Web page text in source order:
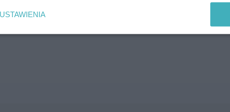
ogłoszenie nie istnieje lub nie jest jeszcze aktywne!
USTAWIENIA